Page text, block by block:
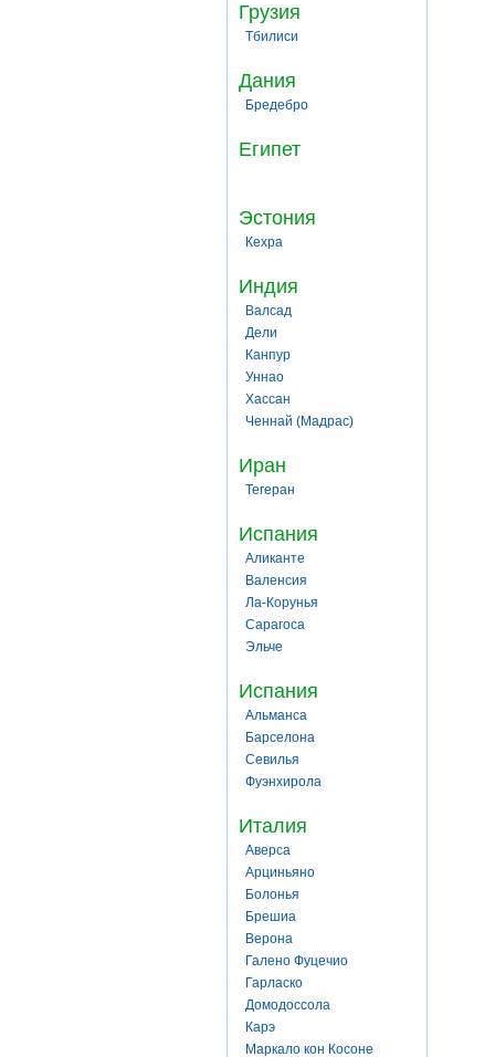
Грузия
Тбилиси
Дания
Бредебро
Египет
Эстония
Кехра
Индия
Валсад
Дели
Канпур
Уннао
Хассан
Ченнай (Мадрас)
Иран
Тегеран
Испания
Аликанте
Валенсия
Ла-Корунья
Сарагоса
Эльче
Испания
Альманса
Барселона
Севилья
Фуэнхирола
Италия
Аверса
Арциньяно
Болонья
Брешиа
Верона
Галено Фуцечио
Гарласко
Домодоссола
Карэ
Маркало кон Косоне